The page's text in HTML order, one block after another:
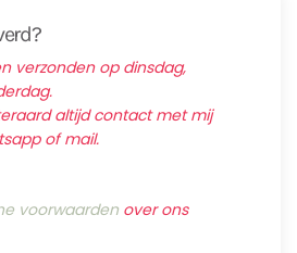
verzonden op dinsdag,
altijd contact met mij
of mail.
voorwaarden over ons